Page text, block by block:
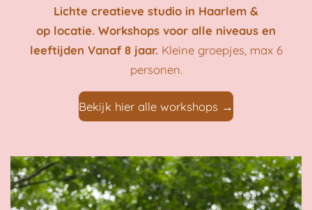
Lichte creatieve studio in Haarlem &
op locatie. Workshops voor alle niveaus en
leeftijden Vanaf 8 jaar. Kleine groepjes, max 6
personen.
Bekijk hier alle workshops →